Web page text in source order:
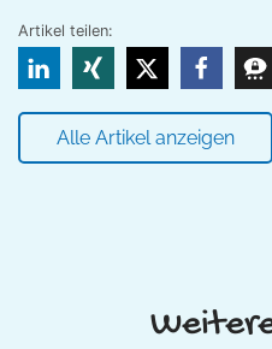
Artikel teilen:
Alle Artikel anzeigen